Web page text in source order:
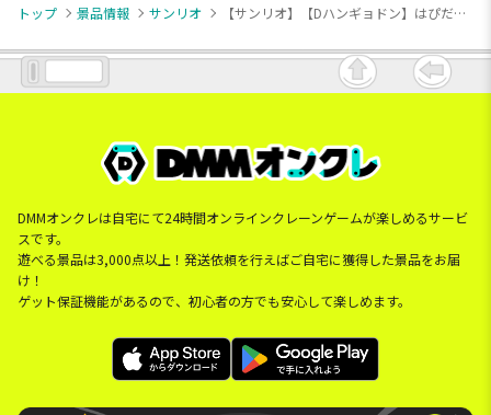
トップ
景品情報 サンリオ 【サンリオ】【Dハンギョドン】はぴだんぶい のびふにゃマスコット
DMMオンクレは自宅にて24時間オンラインクレーンゲームが楽しめるサービ
スです。
遊べる景品は3,000点以上！発送依頼を行えばご自宅に獲得した景品をお届
け！
ゲット保証機能があるので、初心者の方でも安心して楽しめます。